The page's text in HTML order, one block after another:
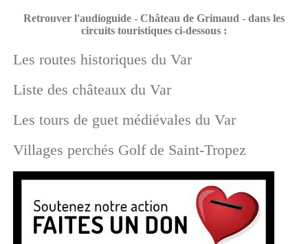
Retrouver l'audioguide - Château de Grimaud - dans les
circuits touristiques ci-dessous :
Les routes historiques du Var
Liste des châteaux du Var
Les tours de guet médiévales du Var
Villages perchés Golf de Saint-Tropez